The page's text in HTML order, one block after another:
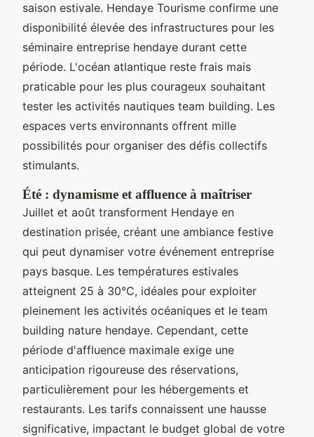
saison estivale. Hendaye Tourisme confirme une
disponibilité élevée des infrastructures pour les
séminaire entreprise hendaye durant cette
période. L'océan atlantique reste frais mais
praticable pour les plus courageux souhaitant
tester les activités nautiques team building. Les
espaces verts environnants offrent mille
possibilités pour organiser des défis collectifs
stimulants.
Été : dynamisme et affluence à maîtriser
Juillet et août transforment Hendaye en
destination prisée, créant une ambiance festive
qui peut dynamiser votre événement entreprise
pays basque. Les températures estivales
atteignent 25 à 30°C, idéales pour exploiter
pleinement les activités océaniques et le team
building nature hendaye. Cependant, cette
période d'affluence maximale exige une
anticipation rigoureuse des réservations,
particulièrement pour les hébergements et
restaurants. Les tarifs connaissent une hausse
significative, impactant le budget global de votre